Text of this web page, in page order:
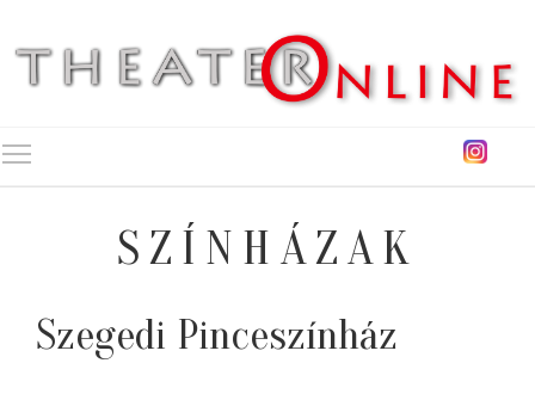
SZÍNHÁZAK
Szegedi Pinceszínház